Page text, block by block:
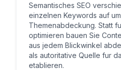
Semantisches SEO
einzelnen Keywords auf
Themenabdeckung. Statt
optimieren bauen Sie
aus jedem Blickwinkel
als autoritative Quelle fur
etablieren.